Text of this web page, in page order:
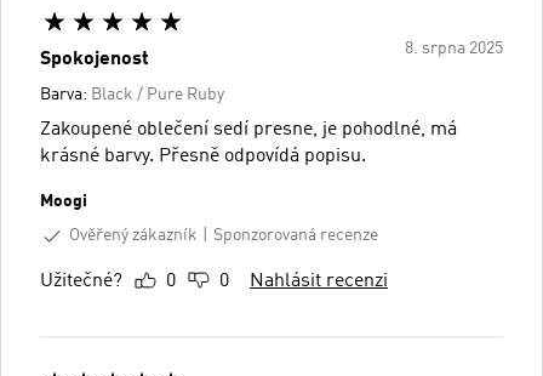
8. srpna 2025
Spokojenost
Barva: Black / Pure Ruby
Zakoupené oblečení sedí presne, je pohodlné, má
krásné barvy. Přesně odpovídá popisu.
Moogi
Ověřený zákazník
Sponzorovaná recenze
Užitečné? 0 0 Nahlásit recenzi